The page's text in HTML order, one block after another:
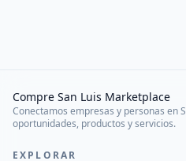
Compre San Luis Marketplace
Conectamos empresas y personas en
oportunidades, productos y servicios.
EXPLORAR